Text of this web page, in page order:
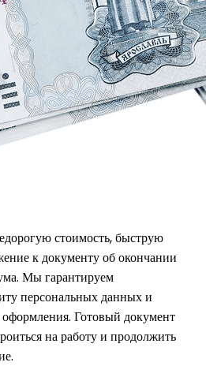
стоимость, быструю
к документу об окончании
Мы гарантируем
персональных данных и
Готовый документ
на работу и продолжить